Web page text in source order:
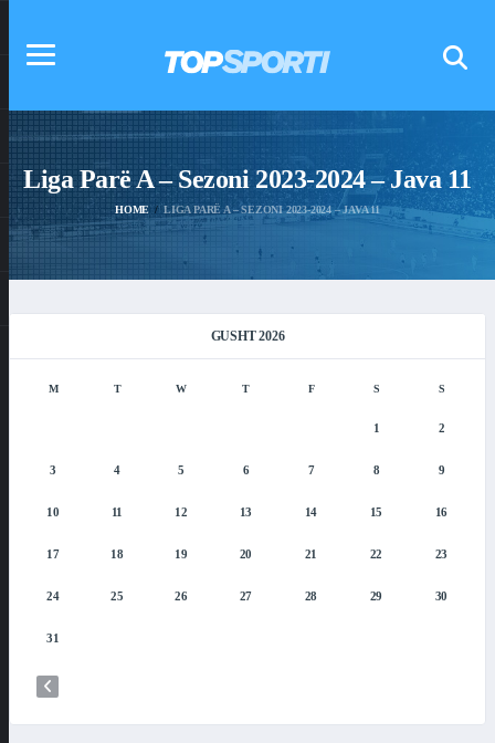
Liga Parë A – Sezoni 2023-2024 – Java 11
HOME LIGA PARË A – SEZONI 2023-2024 – JAVA 11
GUSHT 2026
M T W T F S S
1 2
3 4 5 6 7 8 9
10 11 12 13 14 15 16
17 18 19 20 21 22 23
24 25 26 27 28 29 30
31